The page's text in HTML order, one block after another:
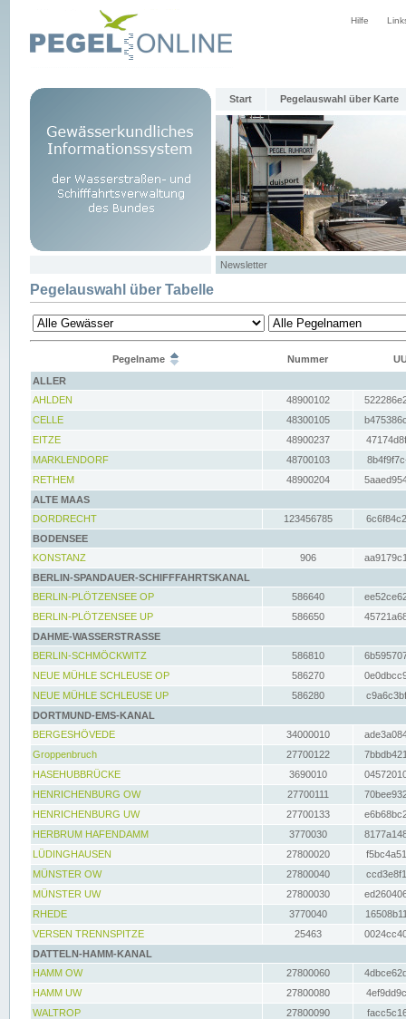
Hilfe
Start Pegelauswahl über Karte
Newsletter
Pegelauswahl über Tabelle
Pegelname Nummer
ALLER
AHLDEN
48900102
CELLE
48300105
EITZE
48900237
MARKLENDORF
48700103
RETHEM
48900204
ALTE MAAS
DORDRECHT
123456785
BODENSEE
KONSTANZ
906
BERLIN-SPANDAUER-SCHIFFFAHRTSKANAL
BERLIN-PLÖTZENSEE OP
586640
BERLIN-PLÖTZENSEE UP
586650
DAHME-WASSERSTRASSE
BERLIN-SCHMÖCKWITZ
586810
NEUE MÜHLE SCHLEUSE OP
586270
NEUE MÜHLE SCHLEUSE UP
586280
DORTMUND-EMS-KANAL
BERGESHÖVEDE
34000010
Groppenbruch
27700122
HASEHUBBRÜCKE
3690010
HENRICHENBURG OW
27700111
HENRICHENBURG UW
27700133
HERBRUM HAFENDAMM
3770030
LÜDINGHAUSEN
27800020
MÜNSTER OW
27800040
MÜNSTER UW
27800030
RHEDE
3770040
VERSEN TRENNSPITZE
25463
DATTELN-HAMM-KANAL
HAMM OW
27800060
HAMM UW
27800080
WALTROP
27800090